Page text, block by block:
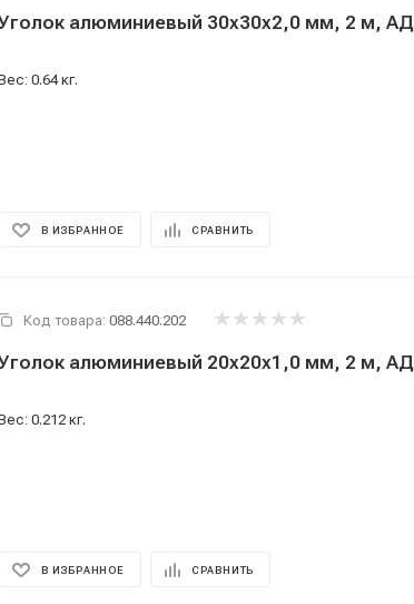
алюминиевый 30x30x2,0 мм, 2 м, АД
0.64 кг.
В ИЗБРАННОЕ СРАВНИТЬ
Код товара: 088.440.202
алюминиевый 20x20x1,0 мм, 2 м, АД
0.212 кг.
В ИЗБРАННОЕ СРАВНИТЬ